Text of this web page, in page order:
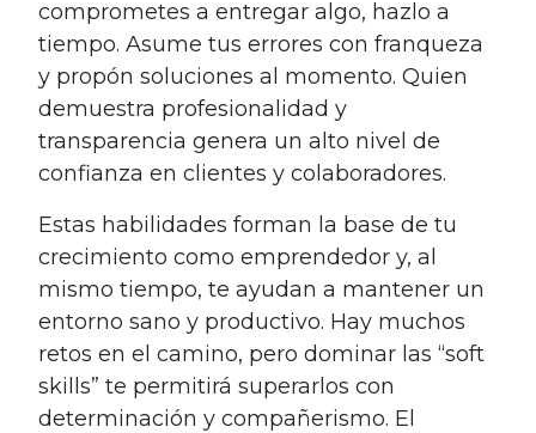
comprometes a entregar algo, hazlo a
tiempo. Asume tus errores con franqueza
y propón soluciones al momento. Quien
demuestra profesionalidad y
transparencia genera un alto nivel de
confianza en clientes y colaboradores.
Estas habilidades forman la base de tu
crecimiento como emprendedor y, al
mismo tiempo, te ayudan a mantener un
entorno sano y productivo. Hay muchos
retos en el camino, pero dominar las “soft
skills” te permitirá superarlos con
determinación y compañerismo. El